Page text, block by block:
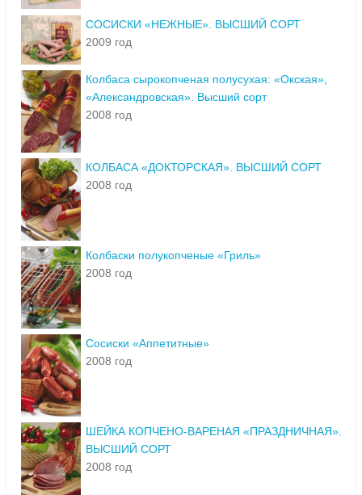
СОСИСКИ «НЕЖНЫЕ». ВЫСШИЙ СОРТ
2009 год
Колбаса сырокопченая полусухая: «Окская»,
«Александровская». Высший сорт
2008 год
КОЛБАСА «ДОКТОРСКАЯ». ВЫСШИЙ СОРТ
2008 год
Колбаски полукопченые «Гриль»
2008 год
Сосиски «Аппетитные»
2008 год
ШЕЙКА КОПЧЕНО-ВАРЕНАЯ «ПРАЗДНИЧНАЯ».
ВЫСШИЙ СОРТ
2008 год